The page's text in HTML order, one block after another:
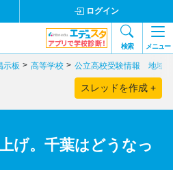
ログイン
検索 メニュー
示板 高等学校 公立高校受験情報 地域別
スレッドを作成 +
げ。千葉はどうなっ